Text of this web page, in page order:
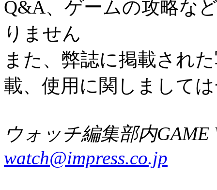
Q&A、ゲームの攻略な
りません
また、弊誌に掲載され
載、使用に関しまして
ウォッチ編集部内GAME
watch@impress.co.jp